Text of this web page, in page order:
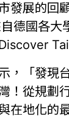
發展的回
德國各大
，「發現
！從規劃
在地化的